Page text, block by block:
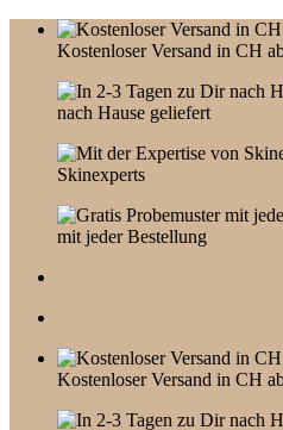
Skip
Kostenloser Versand in CH
nach Hause geliefert
Skinexperts
mit jeder Bestellung
Kostenloser Versand in CH